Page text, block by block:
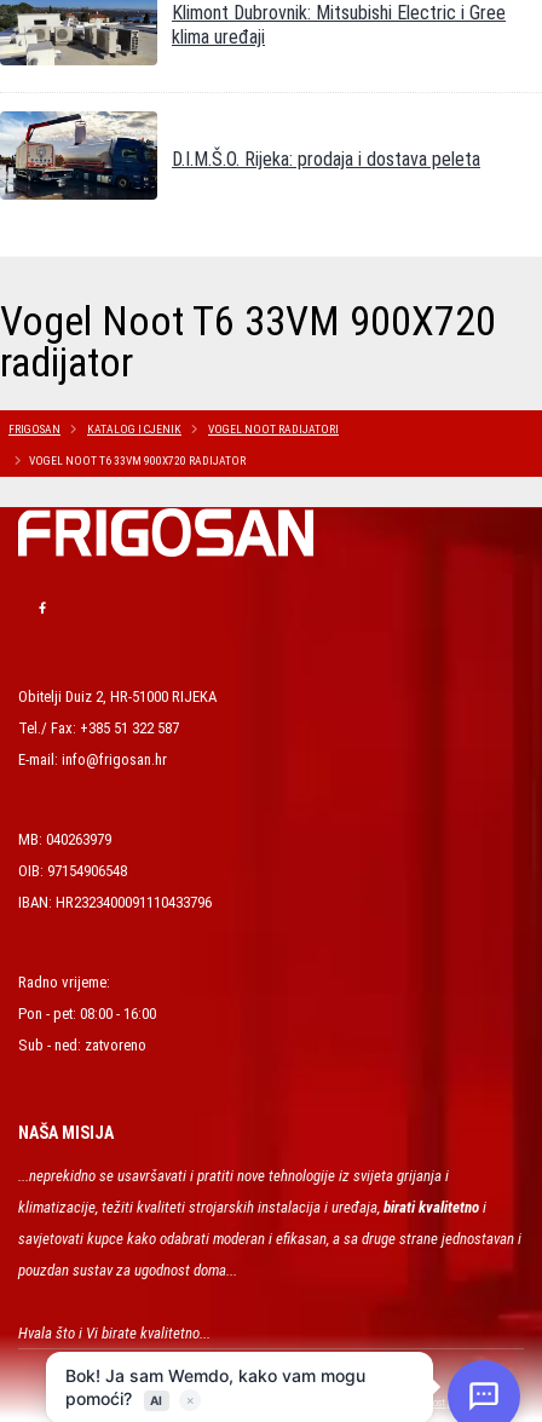
Klimont Dubrovnik: Mitsubishi Electric i Gree
klima uređaji
D.I.M.Š.O. Rijeka: prodaja i dostava peleta
Vogel Noot T6 33VM 900X720
radijator
FRIGOSAN KATALOG I CJENIK VOGEL NOOT RADIJATORI
VOGEL NOOT T6 33VM 900X720 RADIJATOR
Obitelji Duiz 2, HR-51000 RIJEKA
Tel./ Fax: +385 51 322 587
E-mail: info@frigosan.hr
MB: 040263979
OIB: 97154906548
IBAN: HR2323400091110433796
Radno vrijeme:
Pon - pet: 08:00 - 16:00
Sub - ned: zatvoreno
NAŠA MISIJA
...neprekidno se usavršavati i pratiti nove tehnologije iz svijeta grijanja i
klimatizacije, težiti kvaliteti strojarskih instalacija i uređaja, birati kvalitetno i
savjetovati kupce kako odabrati moderan i efikasan, a sa druge strane jednostavan i
pouzdan sustav za ugodnost doma...
Hvala što i Vi birate kvalitetno...
FRIGOSAN d.o.o. © Copyright 2026. All Rights Reserved. Sigurnost plaćanja